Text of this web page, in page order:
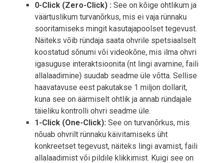
0-Click (Zero-Click) : See on kõige ohtlikum ja
väärtuslikum turvanõrkus, mis ei vaja rünnaku
sooritamiseks mingit kasutajapoolset tegevust.
Näiteks võib ründaja saata ohvrile spetsiaalselt
koostatud sõnumi või videokõne, mis ilma ohvri
igasuguse interaktsioonita (nt lingi avamine, faili
allalaadimine) suudab seadme üle võtta. Sellise
haavatavuse eest pakutakse 1 miljon dollarit,
kuna see on äärmiselt ohtlik ja annab ründajale
täieliku kontrolli ohvri seadme üle.
1-Click (One-Click): See on turvanõrkus, mis
nõuab ohvrilt rünnaku käivitamiseks üht
konkreetset tegevust, näiteks lingi avamist, faili
allalaadimist või pildile klikkimist. Kuigi see on